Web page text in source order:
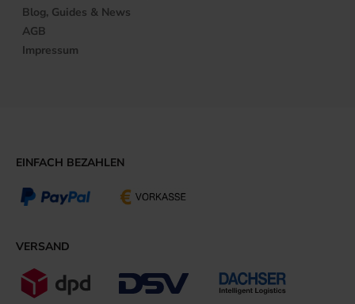
Blog, Guides & News
AGB
Impressum
EINFACH BEZAHLEN
VERSAND